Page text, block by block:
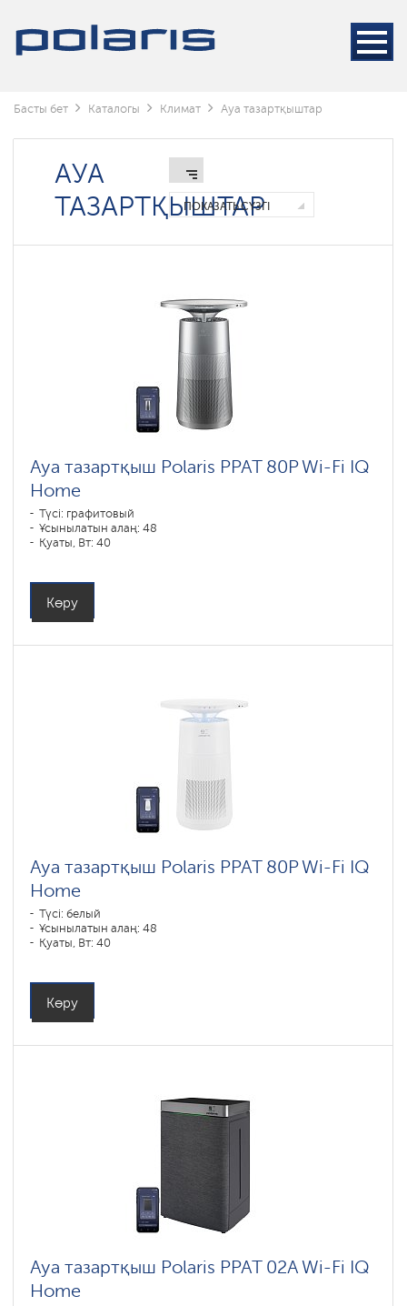
Басты бет Каталогы Климат Ауа тазартқыштар
АУА
ТАЗАРТҚЫШТАР
ПОКАЗАТЬ СҮЗГІ
Ауа тазартқыш Polaris PPAT 80P Wi-Fi IQ
Home
Түсі: графитовый
Ұсынылатын алаң: 48
Қуаты, Вт: 40
Көру
Ауа тазартқыш Polaris PPAT 80P Wi-Fi IQ
Home
Түсі: белый
Ұсынылатын алаң: 48
Қуаты, Вт: 40
Көру
Ауа тазартқыш Polaris PPAT 02A Wi-Fi IQ
Home